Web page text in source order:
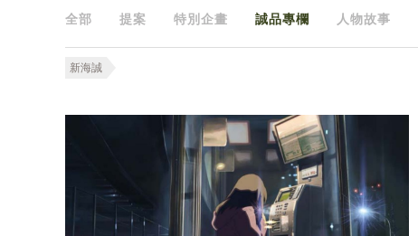
全部 提案 特別企畫 誠品專欄 人物故事
新海誠